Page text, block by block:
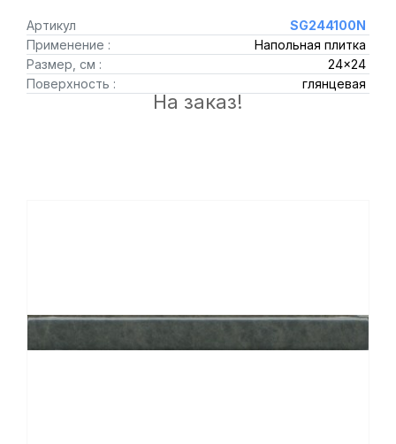
Артикул
SG244100N
Применение :
Напольная плитка
Размер, см :
24x24
Поверхность :
глянцевая
На заказ!